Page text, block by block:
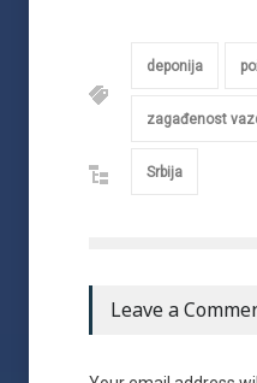
deponija
zagađenost
Srbija
Leave a